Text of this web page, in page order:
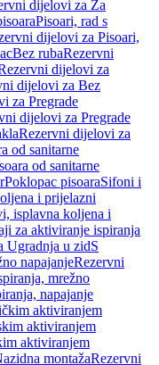
dijelovi za Za
Pisoari, rad s
dijelovi za Pisoari,
Bez rubaRezervni
dijelovi za
dijelovi za Bez
za Pregrade
dijelovi za Pregrade
Rezervni dijelovi za
od sanitarne
od sanitarne
Poklopac pisoaraSifoni i
i prijelazni
isplavna koljena i
za aktiviranje ispiranja
Ugradnja u zidS
napajanjeRezervni
mrežno
napajanje
aktiviranjem
aktiviranjem
aktiviranjem
montažaRezervni